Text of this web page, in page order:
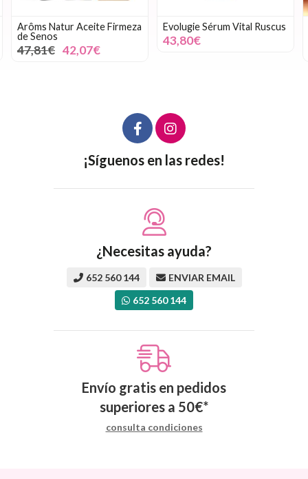
Arôms Natur Aceite Firmeza
de Senos
47,81€ 42,07€
Evolugie Sérum Vital Ruscus
43,80€
¡Síguenos en las redes!
¿Necesitas ayuda?
652 560 144
ENVIAR EMAIL
652 560 144
Envío gratis en pedidos
superiores a 50€*
consulta condiciones